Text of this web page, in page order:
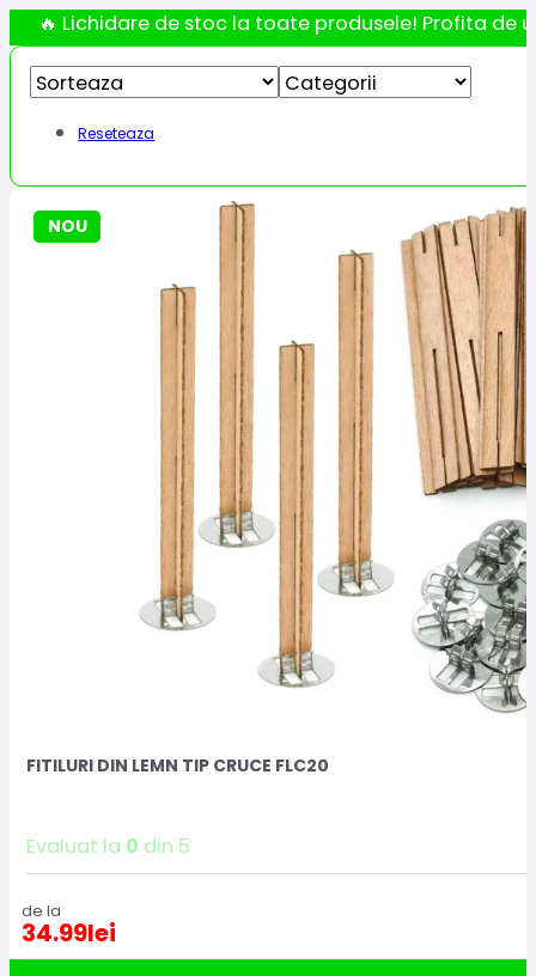
🔥 Lichidare de stoc la toate produsele! Profita de
Reseteaza
NOU
FITILURI DIN LEMN TIP CRUCE FLC20
Evaluat la 0 din 5
de la
34.99lei